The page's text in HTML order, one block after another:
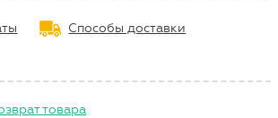
Способы доставки
товара